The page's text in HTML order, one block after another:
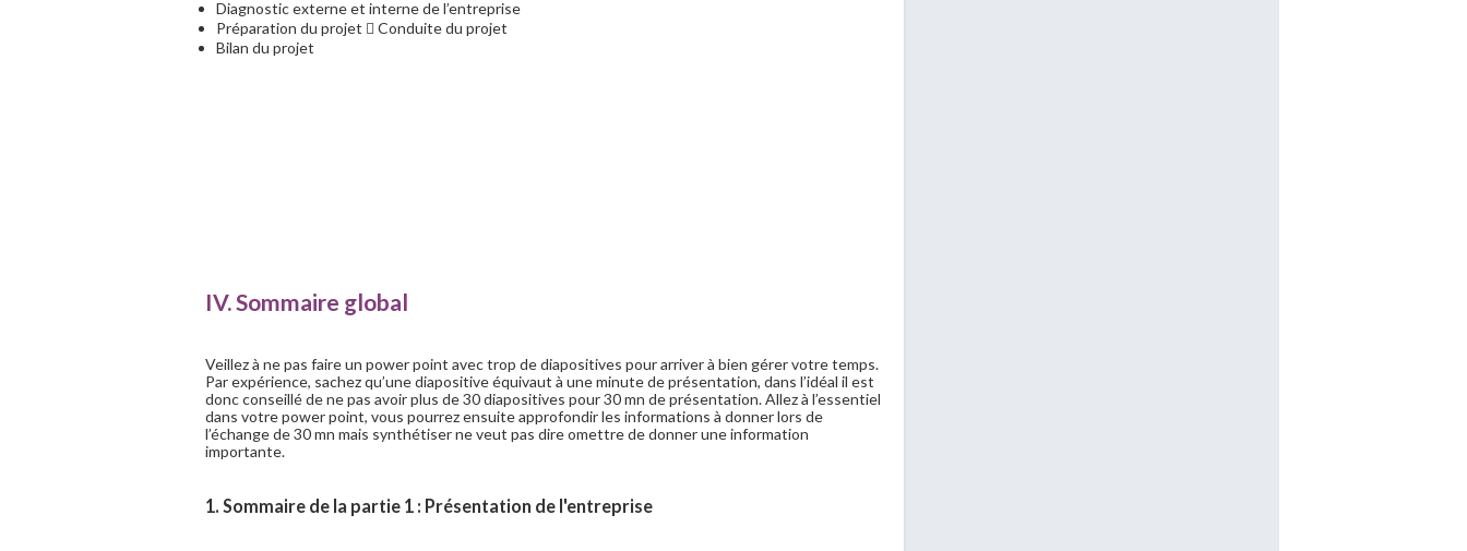
Diagnostic externe et interne de l’entreprise
Préparation du projet  Conduite du projet
Bilan du projet
IV. Sommaire global
Veillez à ne pas faire un power point avec trop de diapositives pour arriver à bien gérer votre temps.
Par expérience, sachez qu’une diapositive équivaut à une minute de présentation, dans l’idéal il est
donc conseillé de ne pas avoir plus de 30 diapositives pour 30 mn de présentation. Allez à l’essentiel
dans votre power point, vous pourrez ensuite approfondir les informations à donner lors de
l’échange de 30 mn mais synthétiser ne veut pas dire omettre de donner une information
importante.
1. Sommaire de la partie 1 : Présentation de l'entreprise